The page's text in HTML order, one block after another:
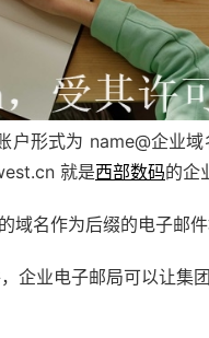
户形式为 name@企业
就是西部数码的企
名作为后缀的电子邮件
企业电子邮局可以让集